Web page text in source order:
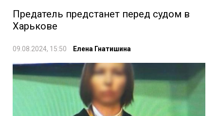
Предатель предстанет перед судом в
Харькове
09.08.2024, 15:50 Елена Гнатишина